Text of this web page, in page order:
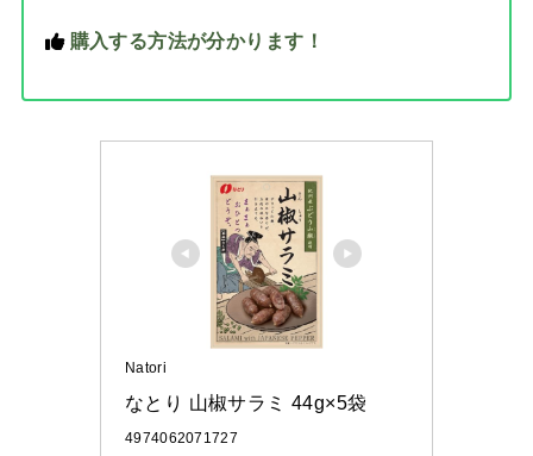
購入する方法が分かります！
Natori
なとり 山椒サラミ 44g×5袋
4974062071727